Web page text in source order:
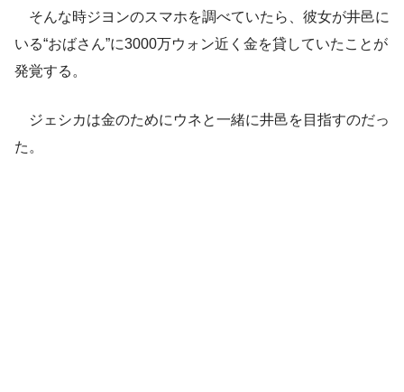
そんな時ジヨンのスマホを調べていたら、彼女が井邑に
いる“おばさん”に3000万ウォン近く金を貸していたことが
発覚する。
ジェシカは金のためにウネと一緒に井邑を目指すのだっ
た。